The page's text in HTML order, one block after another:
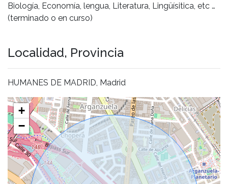
Biología, Economía, lengua, Literatura, Lingüísitica, etc …
(terminado o en curso)
Localidad, Provincia
HUMANES DE MADRID, Madrid
+
−